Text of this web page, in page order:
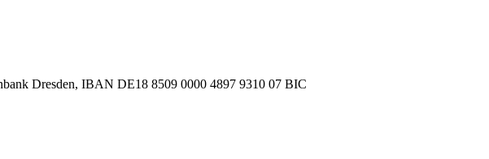
Dresden, IBAN DE18 8509 0000 4897 9310 07 BIC